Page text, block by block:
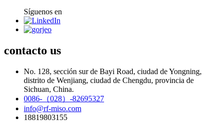
Síguenos en
contacto us
No. 128, sección sur de Bayi Road, ciudad de Yongning,
distrito de Wenjiang, ciudad de Chengdu, provincia de
Sichuan, China.
0086-（028）-82695327
info@rf-miso.com
18819803155